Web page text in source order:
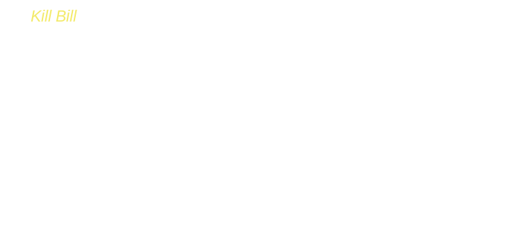
Kill Bill